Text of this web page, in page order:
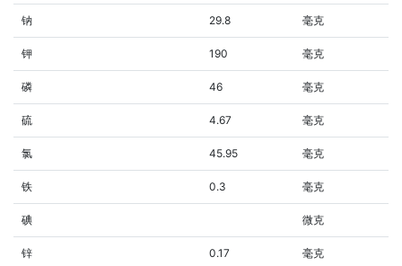
钠 29.8 毫克
钾 190 毫克
磷 46 毫克
硫 4.67 毫克
氯 45.95 毫克
铁 0.3 毫克
碘 微克
锌 0.17 毫克